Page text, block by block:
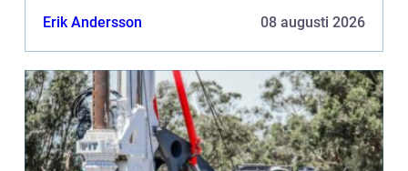
Erik Andersson 08 augusti 2026